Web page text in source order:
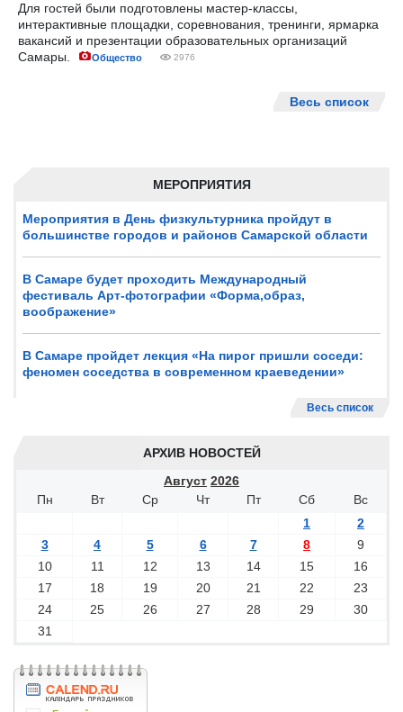
МЕРОПРИЯТИЯ
Мероприятия в День физкультурника пройдут в
большинстве городов и районов Самарской области
В Самаре будет проходить Международный
фестиваль Арт-фотографии «Форма,образ,
воображение»
В Самаре пройдет лекция «На пирог пришли соседи:
феномен соседства в современном краеведении»
Весь список
АРХИВ НОВОСТЕЙ
Август 2026
Пн
Вт Ср Чт Пт Сб
Вс
1
2
3
4 5 6 7 8
9
10
11 12 13 14 15
16
17
18 19 20 21 22
23
24
25 26 27 28 29
30
31
Для гостей были подготовлены мастер-классы,
интерактивные площадки, соревнования, тренинги, ярмарка
вакансий и презентации образовательных организаций
Самары.
Общество 2976
Весь список